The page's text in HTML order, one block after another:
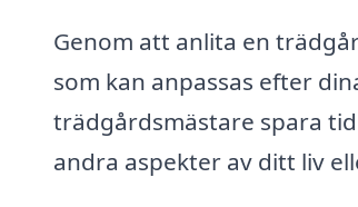
Genom att anlita en
som kan anpassas efter
trädgårdsmästare spara
andra aspekter av ditt liv